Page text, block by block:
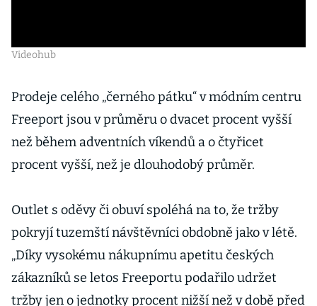
Videohub
Prodeje celého „černého pátku“ v módním centru
Freeport jsou v průměru o dvacet procent vyšší
než během adventních víkendů a o čtyřicet
procent vyšší, než je dlouhodobý průměr.
Outlet s oděvy či obuví spoléhá na to, že tržby
pokryjí tuzemští návštěvníci obdobně jako v létě.
„Díky vysokému nákupnímu apetitu českých
zákazníků se letos Freeportu podařilo udržet
tržby jen o jednotky procent nižší než v době před